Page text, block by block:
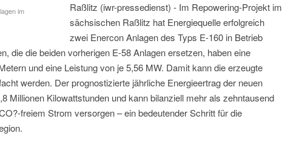
im
Raßlitz (iwr-pressedienst) - Im Repowering-Projekt im
sächsischen Raßlitz hat Energiequelle erfolgreich
zwei Enercon Anlagen des Typs E-160 in Betrieb
die die beiden vorherigen E-58 Anlagen ersetzen, haben eine
und eine Leistung von je 5,56 MW. Damit kann die erzeugte
werden. Der prognostizierte jährliche Energieertrag der neuen
Millionen Kilowattstunden und kann bilanziell mehr als zehntausend
freiem Strom versorgen – ein bedeutender Schritt für die